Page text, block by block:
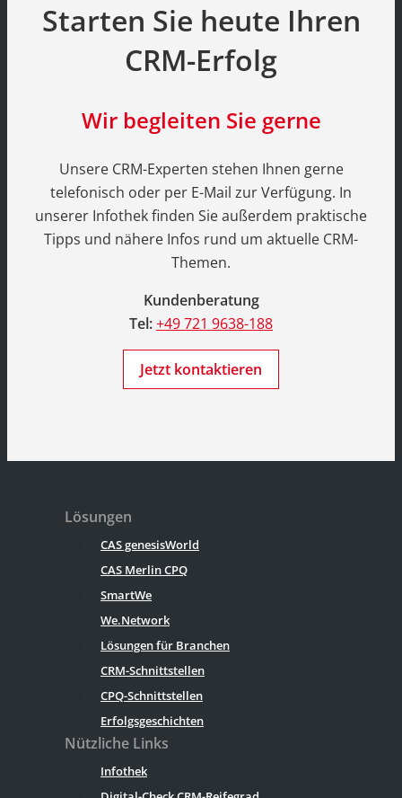
Starten Sie heute Ihren
CRM-Erfolg
Wir begleiten Sie gerne
Unsere CRM-Experten stehen Ihnen gerne
telefonisch oder per E-Mail zur Verfügung. In
unserer Infothek finden Sie außerdem praktische
Tipps und nähere Infos rund um aktuelle CRM-
Themen.
Kundenberatung
Tel:+49 721 9638-188
Jetzt kontaktieren
Lösungen
CAS genesisWorld
CAS Merlin CPQ
SmartWe
We.Network
Lösungen für Branchen
CRM-Schnittstellen
CPQ-Schnittstellen
Erfolgsgeschichten
Nützliche Links
Infothek